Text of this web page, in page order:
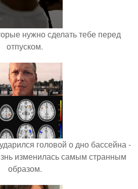
нужно сделать тебе перед
отпуском.
головой о дно бассейна -
изменилась самым странным
образом.